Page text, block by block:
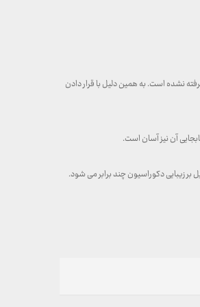
نشده است. به همین دلیل با قرار دادن
آن نیز آسان است.
زیبایی دکوراسیون چند برابر می ‌شود.